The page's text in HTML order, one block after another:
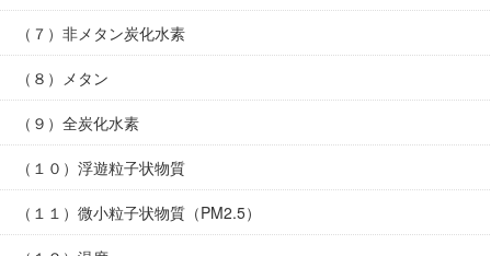
（７）非メタン炭化水素
（８）メタン
（９）全炭化水素
（１０）浮遊粒子状物質
（１１）微小粒子状物質（PM2.5）